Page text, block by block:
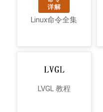
Linux命令全集
LVGL 教程